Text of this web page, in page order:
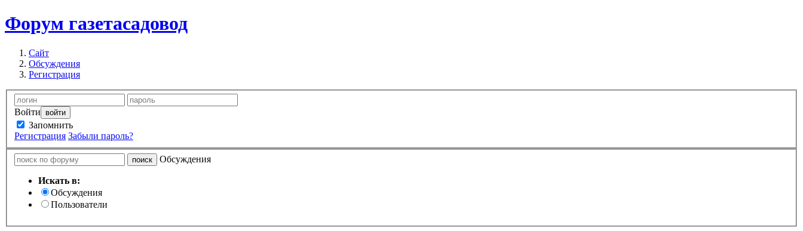
Форум газетасадовод
Сайт
Обсуждения
Регистрация
Войти
Запомнить
Регистрация Забыли пароль?
Обсуждения
Искать в:
Обсуждения
Пользователи